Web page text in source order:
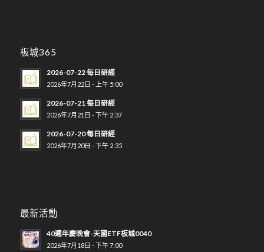
板城365
2026-07-22 每日研經
2026年7月22日 - 上午 5:00
2026-07-21 每日研經
2026年7月21日 - 下午 2:37
2026-07-20 每日研經
2026年7月20日 - 下午 2:35
最新活動
40週年慶晚會-天國ETF板城0040
2026年7月18日 - 下午 7:00